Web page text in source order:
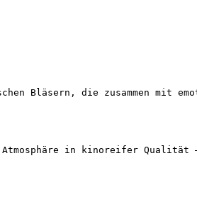
Bläsern, die zusammen
Atmosphäre in kinoreifer